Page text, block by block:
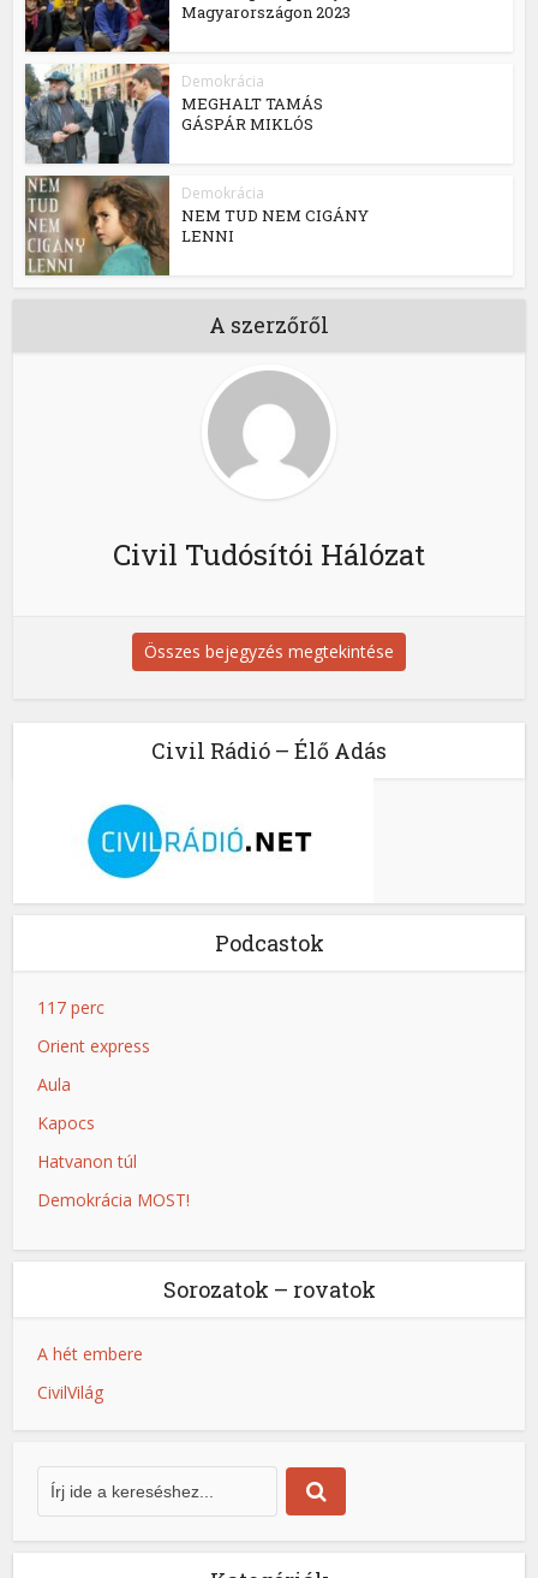
Magyarországon 2023
Demokrácia
MEGHALT TAMÁS
GÁSPÁR MIKLÓS
Demokrácia
NEM TUD NEM CIGÁNY
LENNI
A szerzőről
Civil Tudósítói Hálózat
Összes bejegyzés megtekintése
Civil Rádió – Élő Adás
Podcastok
117 perc
Orient express
Aula
Kapocs
Hatvanon túl
Demokrácia MOST!
Sorozatok – rovatok
A hét embere
CivilVilág